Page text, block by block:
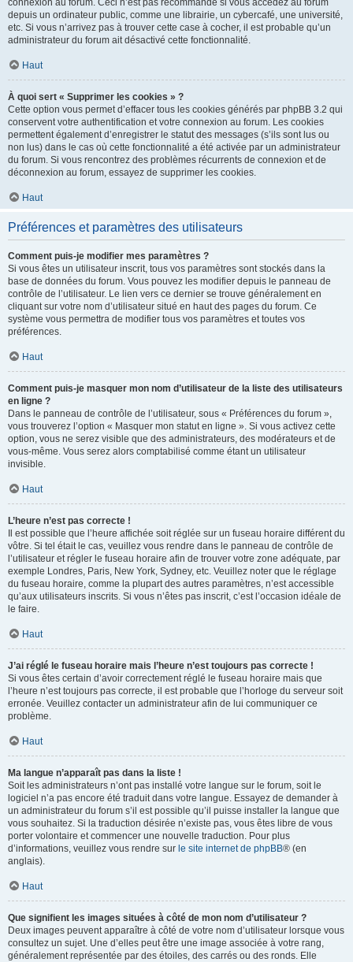
connexion au forum. Ceci n’est pas recommandé si vous accédez au forum
depuis un ordinateur public, comme une librairie, un cybercafé, une université,
etc. Si vous n’arrivez pas à trouver cette case à cocher, il est probable qu’un
administrateur du forum ait désactivé cette fonctionnalité.
Haut
À quoi sert « Supprimer les cookies » ?
Cette option vous permet d’effacer tous les cookies générés par phpBB 3.2 qui
conservent votre authentification et votre connexion au forum. Les cookies
permettent également d’enregistrer le statut des messages (s’ils sont lus ou
non lus) dans le cas où cette fonctionnalité a été activée par un administrateur
du forum. Si vous rencontrez des problèmes récurrents de connexion et de
déconnexion au forum, essayez de supprimer les cookies.
Haut
Préférences et paramètres des utilisateurs
Comment puis-je modifier mes paramètres ?
Si vous êtes un utilisateur inscrit, tous vos paramètres sont stockés dans la
base de données du forum. Vous pouvez les modifier depuis le panneau de
contrôle de l’utilisateur. Le lien vers ce dernier se trouve généralement en
cliquant sur votre nom d’utilisateur situé en haut des pages du forum. Ce
système vous permettra de modifier tous vos paramètres et toutes vos
préférences.
Haut
Comment puis-je masquer mon nom d’utilisateur de la liste des utilisateurs
en ligne ?
Dans le panneau de contrôle de l’utilisateur, sous « Préférences du forum »,
vous trouverez l’option « Masquer mon statut en ligne ». Si vous activez cette
option, vous ne serez visible que des administrateurs, des modérateurs et de
vous-même. Vous serez alors comptabilisé comme étant un utilisateur
invisible.
Haut
L’heure n’est pas correcte !
Il est possible que l’heure affichée soit réglée sur un fuseau horaire différent du
vôtre. Si tel était le cas, veuillez vous rendre dans le panneau de contrôle de
l’utilisateur et régler le fuseau horaire afin de trouver votre zone adéquate, par
exemple Londres, Paris, New York, Sydney, etc. Veuillez noter que le réglage
du fuseau horaire, comme la plupart des autres paramètres, n’est accessible
qu’aux utilisateurs inscrits. Si vous n’êtes pas inscrit, c’est l’occasion idéale de
le faire.
Haut
J’ai réglé le fuseau horaire mais l’heure n’est toujours pas correcte !
Si vous êtes certain d’avoir correctement réglé le fuseau horaire mais que
l’heure n’est toujours pas correcte, il est probable que l’horloge du serveur soit
erronée. Veuillez contacter un administrateur afin de lui communiquer ce
problème.
Haut
Ma langue n’apparaît pas dans la liste !
Soit les administrateurs n’ont pas installé votre langue sur le forum, soit le
logiciel n’a pas encore été traduit dans votre langue. Essayez de demander à
un administrateur du forum s’il est possible qu’il puisse installer la langue que
vous souhaitez. Si la traduction désirée n’existe pas, vous êtes libre de vous
porter volontaire et commencer une nouvelle traduction. Pour plus
d’informations, veuillez vous rendre sur le site internet de phpBB® (en
anglais).
Haut
Que signifient les images situées à côté de mon nom d’utilisateur ?
Deux images peuvent apparaître à côté de votre nom d’utilisateur lorsque vous
consultez un sujet. Une d’elles peut être une image associée à votre rang,
généralement représentée par des étoiles, des carrés ou des ronds. Elle